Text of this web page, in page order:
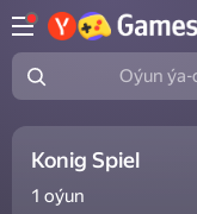
Oýun ýa-da žanny tap
Konig Spiel
1 oýun